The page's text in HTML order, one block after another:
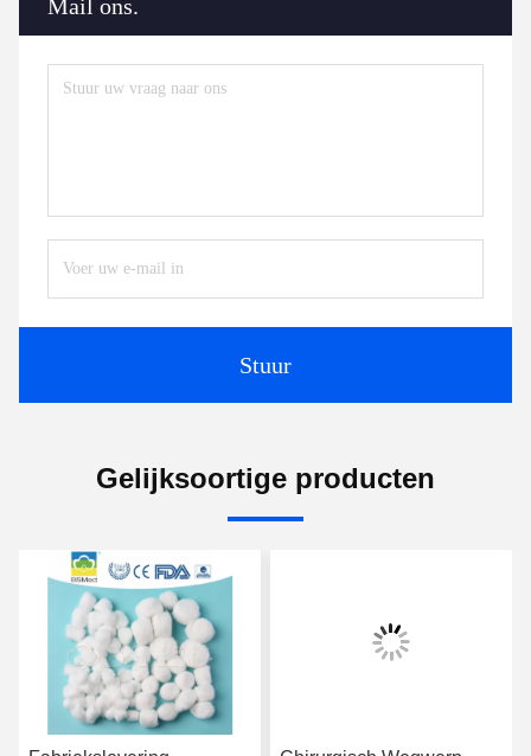
Mail ons.
Stuur
Gelijksoortige producten